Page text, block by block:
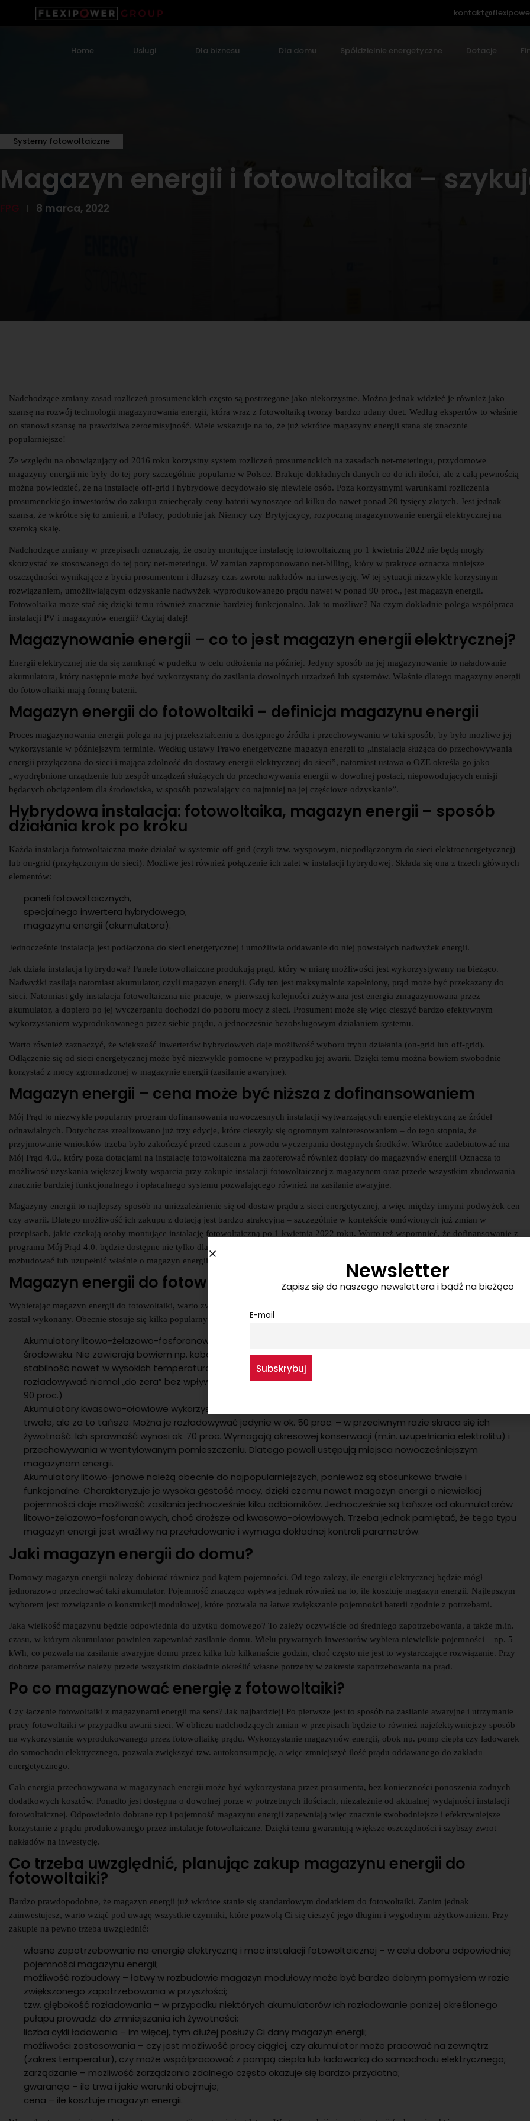
Home Usługi Dla biznesu Dla domu Spółdzielnie energetyczne Dotacje
Systemy fotowoltaiczne
Magazyn energii i fotowoltaika –
FPG 8 marca, 2022
Nadchodzące zmiany zasad rozliczeń prosumenckich często są postrzegane jako niekorzystne. Można jednak widzieć je również jako
szansę na rozwój technologii magazynowania energii, która wraz z fotowoltaiką tworzy bardzo udany duet. Według ekspertów to właśnie
on stanowi szansę na prawdziwą zeroemisyjność. Wiele wskazuje na to, że już wkrótce magazyny energii staną się znacznie
popularniejsze!
Ze względu na obowiązujący od 2016 roku korzystny system rozliczeń prosumenckich na zasadach net-meteringu, przydomowe
magazyny energii nie były do tej pory szczególnie popularne w Polsce. Brakuje dokładnych danych co do ich ilości, ale z całą pewnością
można powiedzieć, że na instalacje off-grid i hybrydowe decydowało się niewiele osób. Poza korzystnymi warunkami rozliczenia
prosumenckiego inwestorów do zakupu zniechęcały ceny baterii wynoszące od kilku do nawet ponad 20 tysięcy złotych. Jest jednak
szansa, że wkrótce się to zmieni, a Polacy, podobnie jak Niemcy czy Brytyjczycy, rozpoczną magazynowanie energii elektrycznej na
szeroką skalę.
Nadchodzące zmiany w przepisach oznaczają, że osoby montujące instalację fotowoltaiczną po 1 kwietnia 2022 nie będą mogły
skorzystać ze stosowanego do tej pory net-meteringu. W zamian zaproponowano net-billing, który w praktyce oznacza mniejsze
oszczędności wynikające z bycia prosumentem i dłuższy czas zwrotu nakładów na inwestycję. W tej sytuacji niezwykle korzystnym
rozwiązaniem, umożliwiającym odzyskanie nadwyżek wyprodukowanego prądu nawet w ponad 90 proc., jest magazyn energii.
Fotowoltaika może stać się dzięki temu również znacznie bardziej funkcjonalna. Jak to możliwe? Na czym dokładnie polega współpraca
instalacji PV i magazynów energii? Czytaj dalej!
Magazynowanie energii – co to jest magazyn energii elektrycznej?
Energii elektrycznej nie da się zamknąć w pudełku w celu odłożenia na później. Jedyny sposób na jej magazynowanie to naładowanie
akumulatora, który następnie może być wykorzystany do zasilania dowolnych urządzeń lub systemów. Właśnie dlatego magazyny energii
do fotowoltaiki mają formę baterii.
Magazyn energii do fotowoltaiki – definicja magazynu energii
Proces magazynowania energii polega na jej przekształceniu z dostępnego źródła i przechowywaniu w taki sposób, by było możliwe jej
wykorzystanie w późniejszym terminie. Według ustawy Prawo energetyczne magazyn energii to „instalacja służąca do przechowywania
energii przyłączona do sieci i mająca zdolność do dostawy energii elektrycznej do sieci”, natomiast ustawa o OZE określa go jako
„wyodrębnione urządzenie lub zespół urządzeń służących do przechowywania energii w dowolnej postaci, niepowodujących emisji
będących obciążeniem dla środowiska, w sposób pozwalający co najmniej na jej częściowe odzyskanie”.
Hybrydowa instalacja: fotowoltaika, magazyn energii – sposób
działania krok po kroku
Każda instalacja fotowoltaiczna może działać w systemie off-grid (czyli tzw. wyspowym, niepodłączonym do sieci elektroenergetycznej)
lub on-grid (przyłączonym do sieci). Możliwe jest również połączenie ich zalet w instalacji hybrydowej. Składa się ona z trzech głównych
elementów:
paneli fotowoltaicznych,
specjalnego inwertera hybrydowego,
magazynu energii (akumulatora).
Jednocześnie instalacja jest podłączona do sieci energetycznej i umożliwia oddawanie do niej powstałych nadwyżek energii.
Jak działa instalacja hybrydowa? Panele fotowoltaiczne produkują prąd, który w miarę możliwości jest wykorzystywany na bieżąco.
Nadwyżki zasilają natomiast akumulator, czyli magazyn energii. Gdy ten jest maksymalnie zapełniony, prąd może być przekazany do
sieci. Natomiast gdy instalacja fotowoltaiczna nie pracuje, w pierwszej kolejności zużywana jest energia zmagazynowana przez
akumulator, a dopiero po jej wyczerpaniu dochodzi do poboru mocy z sieci. Prosument może się więc cieszyć bardzo efektywnym
wykorzystaniem wyprodukowanego przez siebie prądu, a jednocześnie bezobsługowym działaniem systemu.
Warto również zaznaczyć, że większość inwerterów hybrydowych daje możliwość wyboru trybu działania (on-grid lub off-grid).
Odłączenie się od sieci energetycznej może być niezwykle pomocne w przypadku jej awarii. Dzięki temu można bowiem swobodnie
korzystać z mocy zgromadzonej w magazynie energii (zasilanie awaryjne).
Magazyn energii – cena może być niższa z dofinansowaniem
Mój Prąd to niezwykle popularny program dofinansowania nowoczesnych instalacji wytwarzających energię elektryczną ze źródeł
odnawialnych. Dotychczas zrealizowano już trzy edycje, które cieszyły się ogromnym zainteresowaniem – do tego stopnia, że
przyjmowanie wniosków trzeba było zakończyć przed czasem z powodu wyczerpania dostępnych środków. Wkrótce zadebiutować ma
Mój Prąd 4.0., który poza dotacjami na instalację fotowoltaiczną ma zaoferować również dopłaty do magazynów energii! Oznacza to
możliwość uzyskania większej kwoty wsparcia przy zakupie instalacji fotowoltaicznej z magazynem oraz przede wszystkim zbudowania
znacznie bardziej funkcjonalnego i opłacalnego systemu pozwalającego również na zasilanie awaryjne.
Magazyny energii to najlepszy sposób na uniezależnienie się od dostaw prądu z sieci energetycznej, a więc między innymi podwyżek cen
czy awarii. Dlatego możliwość ich zakupu z dotacją jest bardzo atrakcyjna – szczególnie w kontekście omówionych już zmian w
przepisach, jakie czekają osoby montujące instalację fotowoltaiczną po 1 kwietnia 2022 roku. Warto też wspomnieć, że dofinansowanie z
programu Mój Prąd 4.0. będzie dostępne nie tylko dla właścicieli owych instalacji fotowoltaicznych, ale również dla osób, które chcą je
rozbudować lub uzupełnić właśnie o magazyn energii.
Magazyn energii do fotowoltaiki – rodzaje
Wybierając magazyn energii do fotowoltaiki, warto zwrócić uwagę nie tylko na jego pojemność, ale również na technologię, w jakiej
został wykonany. Obecnie stosuje się kilka popularnych rozwiązań, które różnią się właściwościami.
Akumulatory litowo-żelazowo-fosforanowe wykorzystują nowoczesne technologie i są cenione za przyjazność
środowisku. Nie zawierają bowiem np. kobaltu i nie emitują szkodliwych gazów podczas pracy. Zachowują
stabilność nawet w wysokich temperaturach, są odporne nasamorozładowanie i bardzo trwałe. Można je też
rozładowywać niemal „do zera” bez wpływu na żywotność. Ponadto wyróżniają się wysoką sprawnością (ponad
90 proc.)
Akumulatory kwasowo-ołowiowe wykorzystują technologię starszego typu. Są na pewno mniej sprawne i mniej
trwałe, ale za to tańsze. Można je rozładowywać jedynie w ok. 50 proc. – w przeciwnym razie skraca się ich
żywotność. Ich sprawność wynosi ok. 70 proc. Wymagają okresowej konserwacji (m.in. uzupełniania elektrolitu) i
przechowywania w wentylowanym pomieszczeniu. Dlatego powoli ustępują miejsca nowocześniejszym
magazynom energii.
Akumulatory litowo-jonowe należą obecnie do najpopularniejszych, ponieważ są stosunkowo trwałe i
funkcjonalne. Charakteryzuje je wysoka gęstość mocy, dzięki czemu nawet magazyn energii o niewielkiej
pojemności daje możliwość zasilania jednocześnie kilku odbiorników. Jednocześnie są tańsze od akumulatorów
litowo-żelazowo-fosforanowych, choć droższe od kwasowo-ołowiowych. Trzeba jednak pamiętać, że tego typu
magazyn energii jest wrażliwy na przeładowanie i wymaga dokładnej kontroli parametrów.
Jaki magazyn energii do domu?
Domowy magazyn energii należy dobierać również pod kątem pojemności. Od tego zależy, ile energii elektrycznej będzie mógł
jednorazowo przechować taki akumulator. Pojemność znacząco wpływa jednak również na to, ile kosztuje magazyn energii. Najlepszym
wyborem jest rozwiązanie o konstrukcji modułowej, które pozwala na łatwe zwiększanie pojemności baterii zgodnie z potrzebami.
Jaka wielkość magazynu będzie odpowiednia do użytku domowego? To zależy oczywiście od średniego zapotrzebowania, a także m.in.
czasu, w którym akumulator powinien zapewniać zasilanie domu. Wielu prywatnych inwestorów wybiera niewielkie pojemności – np. 5
kWh, co pozwala na zasilanie awaryjne domu przez kilka lub kilkanaście godzin, choć często nie jest to wystarczające rozwiązanie. Przy
doborze parametrów należy przede wszystkim dokładnie określić własne potrzeby w zakresie zapotrzebowania na prąd.
Po co magazynować energię z fotowoltaiki?
Czy łączenie fotowoltaiki z magazynami energii ma sens? Jak najbardziej! Po pierwsze jest to sposób na zasilanie awaryjne i utrzymanie
pracy fotowoltaiki w przypadku awarii sieci. W obliczu nadchodzących zmian w przepisach będzie to również najefektywniejszy sposób
na wykorzystanie wyprodukowanego przez fotowoltaikę prądu. Wykorzystanie magazynów energii, obok np. pomp ciepła czy ładowarek
do samochodu elektrycznego, pozwala zwiększyć tzw. autokonsumpcję, a więc zmniejszyć ilość prądu oddawanego do zakładu
energetycznego.
Cała energia przechowywana w magazynach energii może być wykorzystana przez prosumenta, bez konieczności ponoszenia żadnych
dodatkowych kosztów. Ponadto jest dostępna o dowolnej porze w potrzebnych ilościach, niezależnie od aktualnej wydajności instalacji
fotowoltaicznej. Odpowiednio dobrane typ i pojemność magazynu energii zapewniają więc znacznie swobodniejsze i efektywniejsze
korzystanie z prądu produkowanego przez instalacje fotowoltaiczne. Dzięki temu gwarantują większe oszczędności i szybszy zwrot
nakładów na inwestycję.
Co trzeba uwzględnić, planując zakup magazynu energii do
fotowoltaiki?
Bardzo prawdopodobne, że magazyn energii już wkrótce stanie się standardowym dodatkiem do fotowoltaiki. Zanim jednak
zainwestujesz, warto wziąć pod uwagę wszystkie czynniki, które pozwolą Ci się cieszyć jego długim i wygodnym użytkowaniem. Przy
zakupie na pewno trzeba uwzględnić:
własne zapotrzebowanie na energię elektryczną i moc instalacji fotowoltaicznej – w celu doboru odpowiedniej
pojemności magazynu energii;
możliwość rozbudowy – łatwy w rozbudowie magazyn modułowy może być bardzo dobrym pomysłem w razie
zwiększonego zapotrzebowania w przyszłości;
tzw. głębokość rozładowania – w przypadku niektórych akumulatorów ich rozładowanie poniżej określonego
pułapu prowadzi do zmniejszania ich żywotności;
liczba cykli ładowania – im więcej, tym dłużej posłuży Ci dany magazyn energii;
możliwości zastosowania – czy jest możliwość pracy ciągłej, czy akumulator może pracować na zewnątrz
(zakres temperatur), czy może współpracować z pompą ciepła lub ładowarką do samochodu elektrycznego;
zarządzanie – możliwość zarządzania zdalnego często okazuje się bardzo przydatna;
gwarancja – ile trwa i jakie warunki obejmuje;
cena – ile kosztuje magazyn energii.
Newsletter
Zapisz się do naszego newslettera i bądź na bieżąco
E-mail